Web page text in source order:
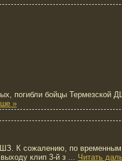
погибли бойцы
»
К сожалению, по
клип 3-й з ... Читать